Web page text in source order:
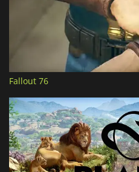
Fallout 76